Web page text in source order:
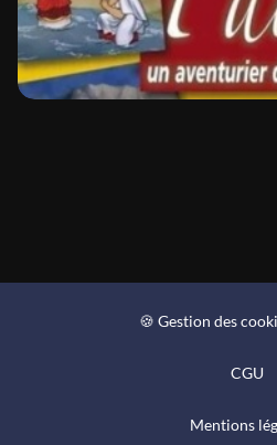
🍪 Gestion des
CGU
Mentions